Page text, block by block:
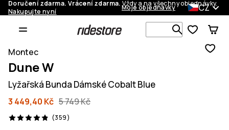
Doručení zdarma. Vrácení zdarma.Vždy a na všechny objednávky.
Nakupujte nyní
Moje objednávky CZ
Vyhledávej
Montec
Dune W
Lyžařská Bunda Dámské Cobalt Blue
3 449,40 Kč 5 749 Kč
(359)
359 recenze, 4.9/5